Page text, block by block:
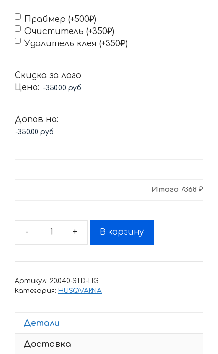
Праймер (+500₽)
Очиститель (+350₽)
Удалитель клея (+350₽)
Скидка за лого
Цена:
Допов на:
Итого 7368 ₽
-
Количество
Комплект
на
250
+ В корзину
Артикул: 20.040-STD-LIG
Категория: HUSQVARNA
Детали
Доставка